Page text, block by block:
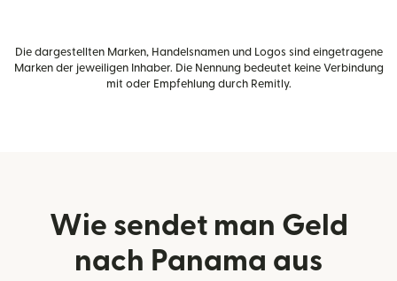
Die dargestellten Marken, Handelsnamen und Logos sind eingetragene
Marken der jeweiligen Inhaber. Die Nennung bedeutet keine Verbindung
mit oder Empfehlung durch Remitly.
Wie sendet man Geld
nach Panama aus